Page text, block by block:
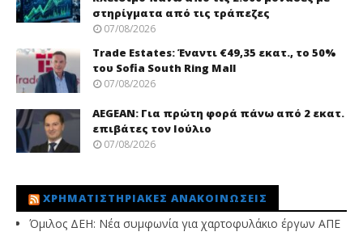
στηρίγματα από τις τράπεζες
07/08/2026
Trade Εstates: Έναντι €49,35 εκατ., το 50%
του Sofia South Ring Mall
07/08/2026
AEGEAN: Για πρώτη φορά πάνω από 2 εκατ.
επιβάτες τον Ιούλιο
07/08/2026
ΧΡΗΜΑΤΙΣΤΗΡΙΑΚΈΣ ΑΝΑΚΟΙΝΏΣΕΙΣ
Όμιλος ΔΕΗ: Νέα συμφωνία για χαρτοφυλάκιο έργων ΑΠΕ